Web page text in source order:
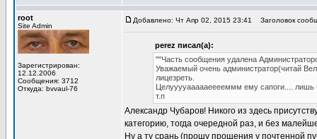
root
Site Admin
Зарегистрирован:
12.12.2006
Сообщения: 3712
Откуда: bvvaul-76
Добавлено: Чт Апр 02, 2015 23:41 Заголовок
perez писал(а):
""Часть сообщения удалена
Уважаемый очень администратор(читай
лицезреть.
Целууууаааааееееммм ему сапоги.... лишь
т.п
Александр Чубаров! Никого из здесь
категорию, тогда очередной раз, и без
Ну а ту срань (прошу прощения у почтенной